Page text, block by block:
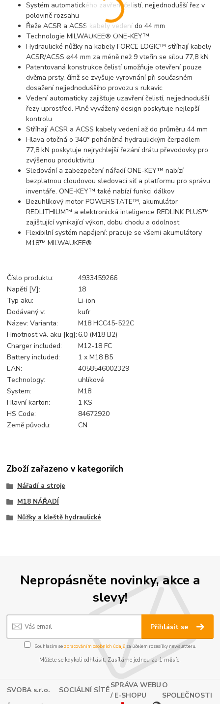
Systém automatického zavření čelistí, nejjednodušší řez v
polovině rozsahu
Řeže ACSR a ACSS kabely vedení do 44 mm
Technologie MILWAUKEE® ONE-KEY™
Hydraulické nůžky na kabely FORCE LOGIC™ stříhají kabely
ACSR/ACSS ⌀44 mm za méně než 9 vteřin se sílou 77,8 kN
Patentovaná konstrukce čelistí umožňuje otevření pouze
dvěma prsty, čímž se zvyšuje vyrovnání při současném
dosažení nejjednoduššího provozu s rukavic
Vedení automaticky zajišťuje uzavření čelistí, nejjednodušší
řezy uprostřed. Plně vyvážený design poskytuje nejlepší
kontrolu
Stříhají ACSR a ACSS kabely vedení až do průměru 44 mm
Hlava otočná o 340° poháněná hydraulickým čerpadlem
77,8 kN poskytuje nejrychlejší řezání drátu převodovky pro
zvýšenou produktivitu
Sledování a zabezpečení nářadí ONE-KEY™ nabízí
bezplatnou cloudovou sledovací síť a platformu pro správu
inventáře. ONE-KEY™ také nabízí funkci dálkov
Bezuhlíkový motor POWERSTATE™, akumulátor
REDLITHIUM™ a elektronická inteligence REDLINK PLUS™
zajištující vynikající výkon, dobu chodu a odolnost
Flexibilní systém napájení: pracuje se všemi akumulátory
M18™ MILWAUKEE®
Číslo produktu:
4933459266
Napětí [V]:
18
Typ aku:
Li-ion
Dodávaný v:
kufr
Název: Varianta:
M18 HCC45-522C
Hmotnost v#. aku [kg]:6.0 (M18 B2)
Charger included:
M12-18 FC
Battery included:
1 x M18 B5
EAN:
4058546002329
Technology:
uhlíkové
System:
M18
Hlavní karton:
1 KS
HS Code:
84672920
Země původu:
CN
Zboží zařazeno v kategoriích
Nářadí a stroje
M18 NÁŘADÍ
Nůžky a kleště hydraulické
Nepropásněte novinky, akce a
slevy!
Přihlásit se
Souhlasím se zpracováním osobních údajůza účelem rozesílky newsletteru.
Můžete se kdykoli odhlásit. Zasíláme jednou za 1 měsíc.
SVOBA s.r.o. SOCIÁLNÍ SÍTĚ
SPRÁVA WEBU
/ E-SHOPU
O
SPOLEČNOSTI